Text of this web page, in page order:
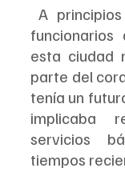
A principios de la década de 1970, los
esta ciudad
parte del
tenía un
implicaba
servicios
tiempos